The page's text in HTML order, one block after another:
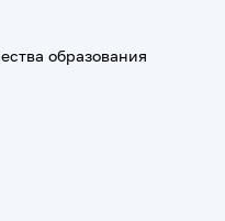
образования